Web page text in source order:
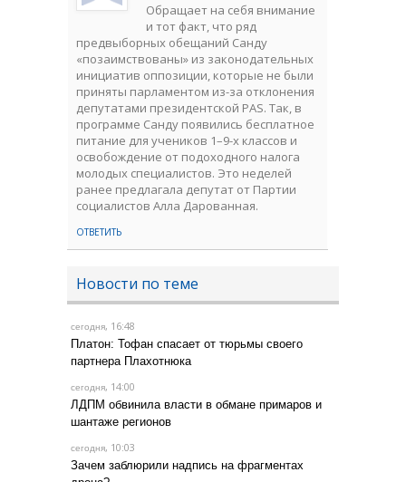
Обращает на себя внимание
и тот факт, что ряд
предвыборных обещаний Санду
«позаимствованы» из законодательных
инициатив оппозиции, которые не были
приняты парламентом из-за отклонения
депутатами президентской PAS. Так, в
программе Санду появились бесплатное
питание для учеников 1–9-х классов и
освобождение от подоходного налога
молодых специалистов. Это неделей
ранее предлагала депутат от Партии
социалистов Алла Дарованная.
ОТВЕТИТЬ
Новости по теме
сегодня, 16:48
Платон: Тофан спасает от тюрьмы своего
партнера Плахотнюка
сегодня, 14:00
ЛДПМ обвинила власти в обмане примаров и
шантаже регионов
сегодня, 10:03
Зачем заблюрили надпись на фрагментах